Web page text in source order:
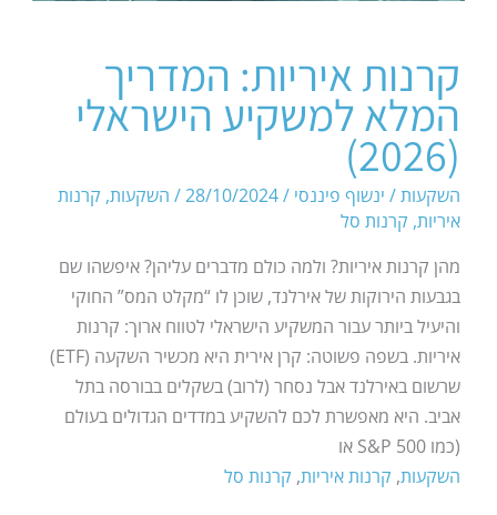
קרנות איריות: המדריך
המלא למשקיע הישראלי
(2026)
השקעות/ ינשוף פיננסי /
28/10/2024
/ השקעות, קרנות
איריות, קרנות סל
מהן קרנות איריות? ולמה כולם מדברים עליהן? איפשהו שם
בגבעות הירוקות של אירלנד, שוכן לו “מקלט המס” החוקי
והיעיל ביותר עבור המשקיע הישראלי לטווח ארוך: קרנות
איריות. בשפה פשוטה: קרן אירית היא מכשיר השקעה (ETF)
שרשום באירלנד אבל נסחר (לרוב) בשקלים בבורסה בתל
אביב. היא מאפשרת לכם להשקיע במדדים הגדולים בעולם
(כמו S&P 500 או
השקעות, קרנות איריות, קרנות סל